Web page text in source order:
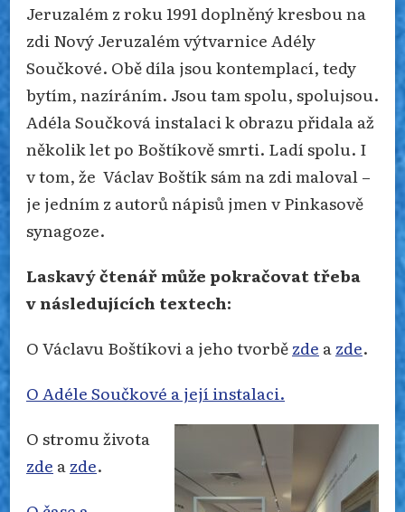
Jeruzalém z roku 1991 doplněný kresbou na
zdi Nový Jeruzalém výtvarnice Adély
Součkové. Obě díla jsou kontemplací, tedy
bytím, nazíráním. Jsou tam spolu, spolujsou.
Adéla Součková instalaci k obrazu přidala až
několik let po Boštíkově smrti. Ladí spolu. I
v tom, že Václav Boštík sám na zdi maloval –
je jedním z autorů nápisů jmen v Pinkasově
synagoze.
Laskavý čtenář může pokračovat třeba
v následujících textech:
O Václavu Boštíkovi a jeho tvorbězde azde.
O Adéle Součkové a její instalaci.
O stromu života
zde azde.